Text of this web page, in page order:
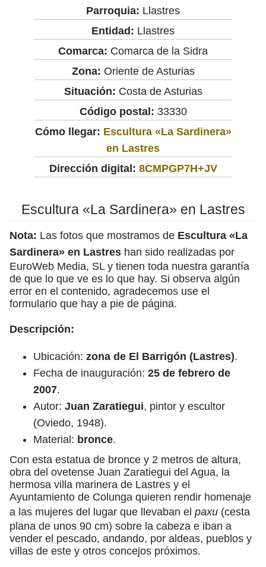
Parroquia: Llastres
Entidad: Llastres
Comarca: Comarca de la Sidra
Zona: Oriente de Asturias
Situación: Costa de Asturias
Código postal: 33330
Cómo llegar: Escultura «La Sardinera»
en Lastres
Dirección digital: 8CMPGP7H+JV
Escultura «La Sardinera» en Lastres
Nota: Las fotos que mostramos de Escultura «La
Sardinera» en Lastres han sido realizadas por
EuroWeb Media, SL y tienen toda nuestra garantía
de que lo que ve es lo que hay. Si observa algún
error en el contenido, agradecemos use el
formulario que hay a pie de página.
Descripción:
Ubicación: zona de El Barrigón (Lastres).
Fecha de inauguración: 25 de febrero de
2007.
Autor: Juan Zaratiegui, pintor y escultor
(Oviedo, 1948).
Material: bronce.
Con esta estatua de bronce y 2 metros de altura,
obra del ovetense Juan Zaratiegui del Agua, la
hermosa villa marinera de Lastres y el
Ayuntamiento de Colunga quieren rendir homenaje
a las mujeres del lugar que llevaban el paxu (cesta
plana de unos 90 cm) sobre la cabeza e iban a
vender el pescado, andando, por aldeas, pueblos y
villas de este y otros concejos próximos.